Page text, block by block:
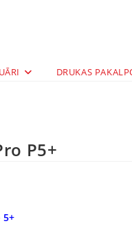
DRUKAS
P5+
5+